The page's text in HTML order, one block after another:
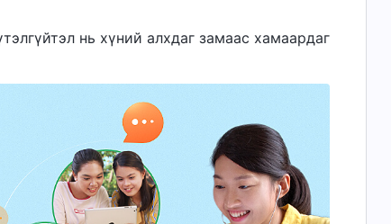
нь хүний алхдаг замаас хамаардаг